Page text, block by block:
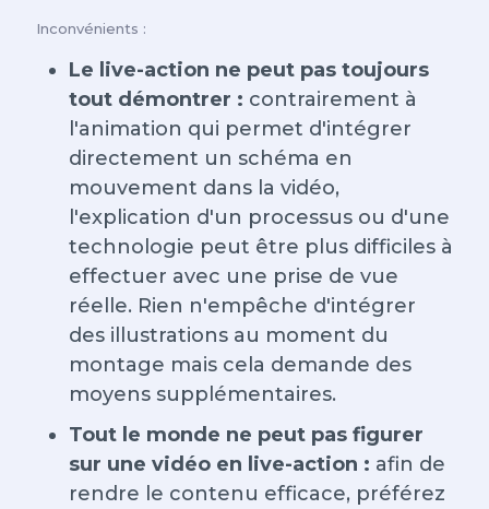
Inconvénients :
Le live-action ne peut pas toujours
tout démontrer : contrairement à
l'animation qui permet d'intégrer
directement un schéma en
mouvement dans la vidéo,
l'explication d'un processus ou d'une
technologie peut être plus difficiles à
effectuer avec une prise de vue
réelle. Rien n'empêche d'intégrer
des illustrations au moment du
montage mais cela demande des
moyens supplémentaires.
Tout le monde ne peut pas figurer
sur une vidéo en live-action : afin de
rendre le contenu efficace, préférez